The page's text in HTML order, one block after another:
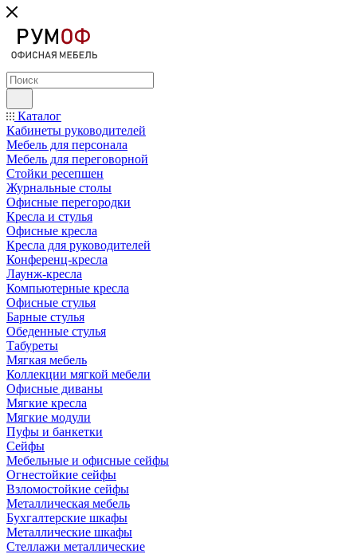
Каталог
Кабинеты руководителей
Мебель для персонала
Мебель для переговорной
Стойки ресепшен
Журнальные столы
Офисные перегородки
Кресла и стулья
Офисные кресла
Кресла для руководителей
Конференц-кресла
Лаунж-кресла
Компьютерные кресла
Офисные стулья
Барные стулья
Обеденные стулья
Табуреты
Мягкая мебель
Коллекции мягкой мебели
Офисные диваны
Мягкие кресла
Мягкие модули
Пуфы и банкетки
Сейфы
Мебельные и офисные сейфы
Огнестойкие сейфы
Взломостойкие сейфы
Металлическая мебель
Бухгалтерские шкафы
Металлические шкафы
Стеллажи металлические